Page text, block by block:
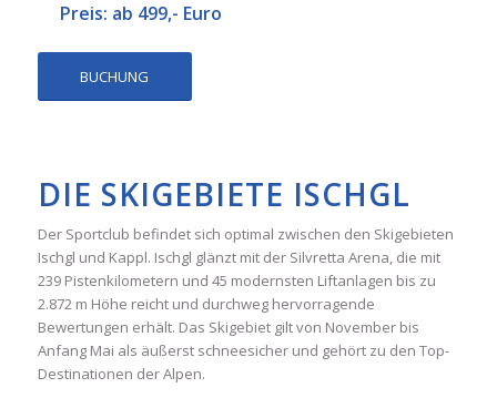
Preis: ab 499,- Euro
BUCHUNG
DIE SKIGEBIETE ISCHGL
Der Sportclub befindet sich optimal zwischen den Skigebieten
Ischgl und Kappl. Ischgl glänzt mit der Silvretta Arena, die mit
239 Pistenkilometern und 45 modernsten Liftanlagen bis zu
2.872 m Höhe reicht und durchweg hervorragende
Bewertungen erhält. Das Skigebiet gilt von November bis
Anfang Mai als äußerst schneesicher und gehört zu den Top-
Destinationen der Alpen.